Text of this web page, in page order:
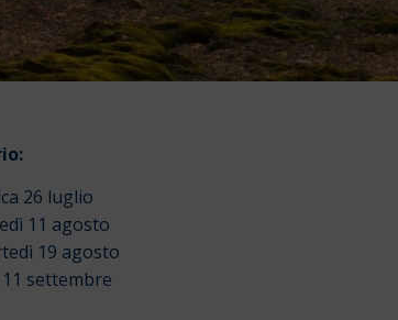
26 luglio
11 agosto
19 agosto
settembre